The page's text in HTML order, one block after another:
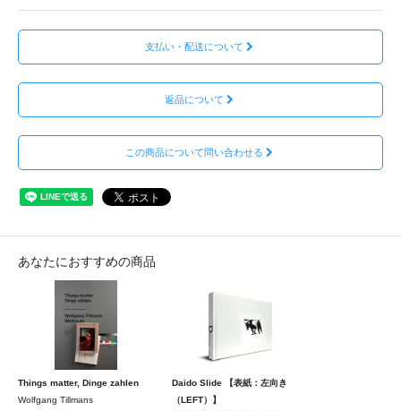
支払い・配送について
返品について
この商品について問い合わせる
あなたにおすすめの商品
Things matter, Dinge zahlen
Wolfgang Tillmans
Daido Slide 【表紙：左向き
（LEFT）】